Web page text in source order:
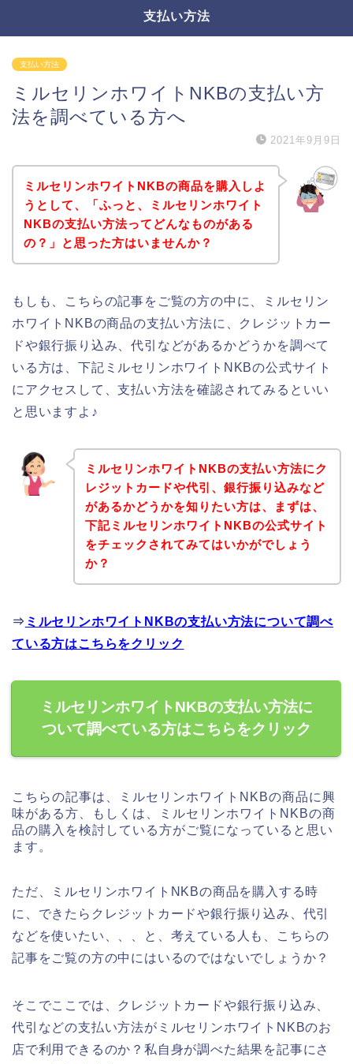
支払い方法
支払い方法
ミルセリンホワイトNKBの支払い方
法を調べている方へ
2021年9月9日
ミルセリンホワイトNKBの商品を購入しよ
うとして、「ふっと、ミルセリンホワイト
NKBの支払い方法ってどんなものがある
の？」と思った方はいませんか？
もしも、こちらの記事をご覧の方の中に、ミルセリン
ホワイトNKBの商品の支払い方法に、クレジットカー
ドや銀行振り込み、代引などがあるかどうかを調べて
いる方は、下記ミルセリンホワイトNKBの公式サイト
にアクセスして、支払い方法を確認されてみるといい
と思いますよ♪
ミルセリンホワイトNKBの支払い方法にク
レジットカードや代引、銀行振り込みなど
があるかどうかを知りたい方は、まずは、
下記ミルセリンホワイトNKBの公式サイト
をチェックされてみてはいかがでしょう
か？
⇒ ミルセリンホワイトNKBの支払い方法について調べ
ている方はこちらをクリック
ミルセリンホワイトNKBの支払い方法に
ついて調べている方はこちらをクリック
こちらの記事は、ミルセリンホワイトNKBの商品に興
味がある方、もしくは、ミルセリンホワイトNKBの商
品の購入を検討している方がご覧になっていると思い
ます。
ただ、ミルセリンホワイトNKBの商品を購入する時
に、できたらクレジットカードや銀行振り込み、代引
などを使いたい、、、と、考えている人も、こちらの
記事をご覧の方の中にはいるのではないでしょうか？
そこでここでは、クレジットカードや銀行振り込み、
代引などの支払い方法がミルセリンホワイトNKBのお
店で利用できるのか？私自身が調べた結果を記事にさ